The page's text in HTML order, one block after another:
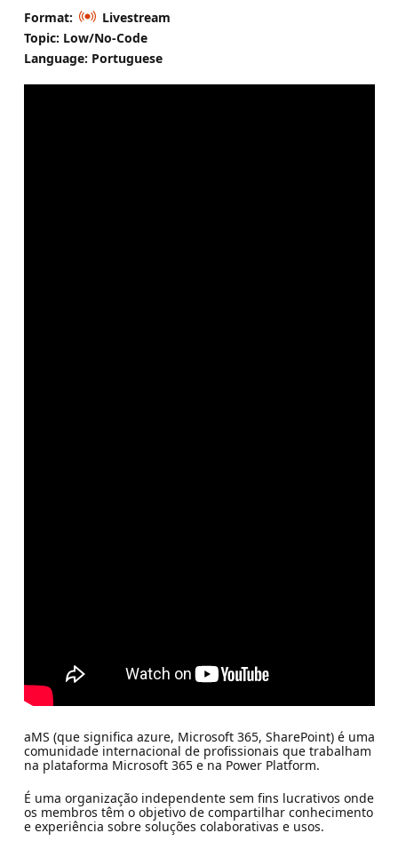
Format:
Livestream
Topic: Low/No-Code
Language: Portuguese
aMS (que significa azure, Microsoft 365, SharePoint) é uma
comunidade internacional de profissionais que trabalham
na plataforma Microsoft 365 e na Power Platform.
É uma organização independente sem fins lucrativos onde
os membros têm o objetivo de compartilhar conhecimento
e experiência sobre soluções colaborativas e usos.